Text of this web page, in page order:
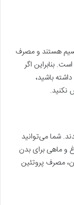
هستند و مصرف
بنابراین اگر
باشید،
نکنید.
شما می‌توانید
و ماهی برای بدن
مصرف پروتئین